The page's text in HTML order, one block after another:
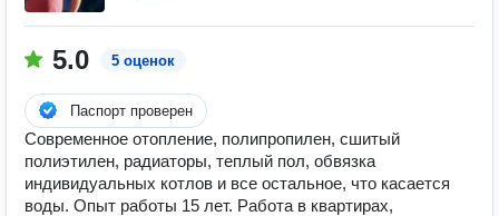
5.0 5 оценок
Паспорт проверен
Современное отопление, полипропилен, сшитый
полиэтилен, радиаторы, теплый пол, обвязка
индивидуальных котлов и все остальное, что касается
воды. Опыт работы 15 лет. Работа в квартирах,